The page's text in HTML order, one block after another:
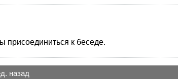
присоединиться к беседе.
назад